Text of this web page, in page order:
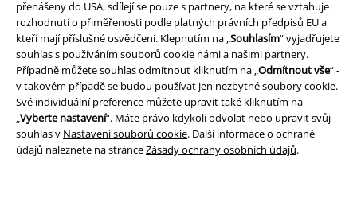
přenášeny do USA, sdílejí se pouze s partnery, na které se vztahuje
rozhodnutí o přiměřenosti podle platných právních předpisů EU a
kteří mají příslušné osvědčení. Klepnutím na „Souhlasím“ vyjadřujete
souhlas s používáním souborů cookie námi a našimi partnery.
Případně můžete souhlas odmítnout kliknutím na „Odmítnout vše“ -
v takovém případě se budou používat jen nezbytné soubory cookie.
Své individuální preference můžete upravit také kliknutím na
„Vyberte nastavení“. Máte právo kdykoli odvolat nebo upravit svůj
souhlas v Nastavení souborů cookie. Další informace o ochraně
údajů naleznete na stránceZásady ochrany osobních údajů.
Všeobecné informace o velikostech
Zrušit členství v BSC
Způsoby platby
Nabídky pro vás